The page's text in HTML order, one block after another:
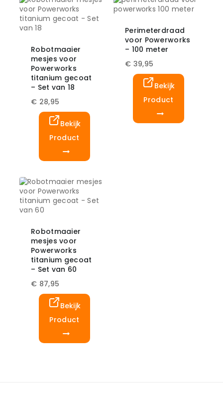
Robotmaaier
mesjes voor
Powerworks
titanium gecoat
– Set van 18
€ 28,95
Bekijk
Product
Perimeterdraad
voor Powerworks
– 100 meter
€ 39,95
Bekijk
Product
Robotmaaier
mesjes voor
Powerworks
titanium gecoat
– Set van 60
€ 87,95
Bekijk
Product